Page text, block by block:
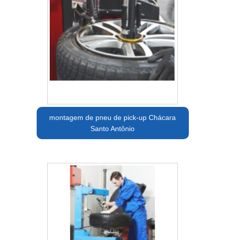
montagem de pneu de pick-up Chácara
Santo Antônio